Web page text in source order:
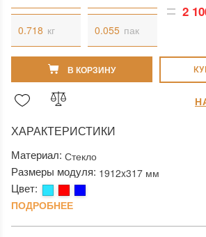
кг пак
2
В КОРЗИНУ
ХАРАКТЕРИСТИКИ
Материал: Стекло
Размеры модуля: 1912x317 мм
Цвет:
ПОДРОБНЕЕ